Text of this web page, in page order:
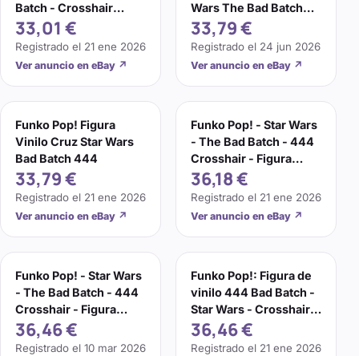
Batch - Crosshair
(Kamino) #444
33,01 €
Registrado el 21 ene 2026
Ver anuncio en eBay ↗
Wars The Bad Batch
Crosshair #444
33,79 €
Registrado el 24 jun 2026
Ver anuncio en eBay ↗
Funko Pop! Figura
Vinilo Cruz Star Wars
Bad Batch 444
33,79 €
Registrado el 21 ene 2026
Ver anuncio en eBay ↗
Funko Pop! - Star Wars
- The Bad Batch - 444
Crosshair - Figura
Vinilo
36,18 €
Registrado el 21 ene 2026
Ver anuncio en eBay ↗
Funko Pop! - Star Wars
- The Bad Batch - 444
Crosshair - Figura
Vinilo
36,46 €
Registrado el 10 mar 2026
Funko Pop!: Figura de
vinilo 444 Bad Batch -
Star Wars - Crosshair
[juguete nuevo]
36,46 €
Registrado el 21 ene 2026